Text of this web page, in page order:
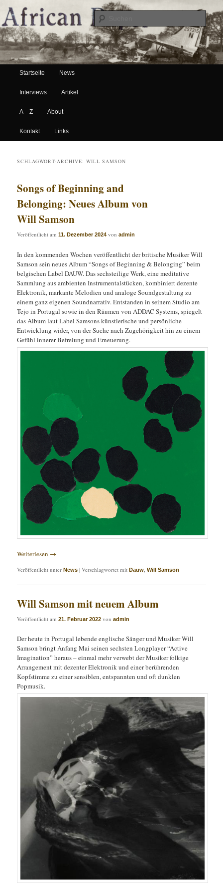
African Paper
Hauptmenü
Zum Inhalt wechseln
Zum sekundären Inhalt wechseln
Startseite News
Interviews Artikel
A – Z About
Kontakt Links
SCHLAGWORT-ARCHIVE:WILL SAMSON
Songs of Beginning and
Belonging: Neues Album von
Will Samson
Veröffentlicht am11. Dezember 2024 vonadmin
In den kommenden Wochen veröffentlicht der britische Musiker Will
Samson sein neues Album “Songs of Beginning & Belonging” beim
belgischen Label DAUW. Das sechsteilige Werk, eine meditative
Sammlung aus ambienten Instrumentalstücken, kombiniert dezente
Elektronik, markante Melodien und analoge Soundgestaltung zu
einem ganz eigenen Soundnarrativ. Entstanden in seinem Studio am
Tejo in Portugal sowie in den Räumen von ADDAC Systems, spiegelt
das Album laut Label Samsons künstlerische und persönliche
Entwicklung wider, von der Suche nach Zugehörigkeit hin zu einem
Gefühl innerer Befreiung und Erneuerung.
Weiterlesen →
Veröffentlicht unter News |Verschlagwortet mit Dauw,Will Samson
Will Samson mit neuem Album
Veröffentlicht am21. Februar 2022 vonadmin
Der heute in Portugal lebende englische Sänger und Musiker Will
Samson bringt Anfang Mai seinen sechsten Longplayer “Active
Imagination” heraus – einmal mehr verwebt der Musiker folkige
Arrangement mit dezenter Elektronik und einer berührenden
Kopfstimme zu einer sensiblen, entspannten und oft dunklen
Popmusik.